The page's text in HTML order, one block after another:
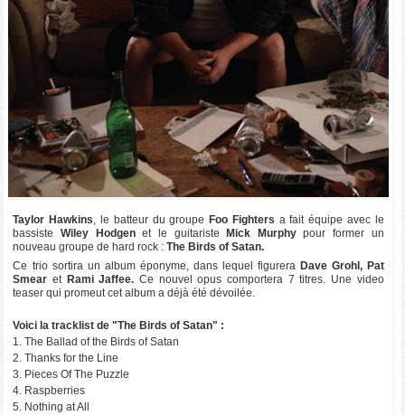
Taylor Hawkins, le batteur du groupe Foo Fighters a fait équipe avec le
bassisteWiley Hodgenet le guitariste Mick Murphypour former un
nouveau groupe de hard rock :The Birds of Satan.
Ce trio sortira un album éponyme, dans lequel figurera Dave Grohl, Pat
Smear et Rami Jaffee. Ce nouvel opus comportera 7 titres. Une video
teaser qui promeut cet album a déjà été dévoilée.
Voici la tracklist de "The Birds of Satan" :
1. The Ballad of the Birds of Satan
2. Thanks for the Line
3. Pieces Of The Puzzle
4. Raspberries
5. Nothing at All